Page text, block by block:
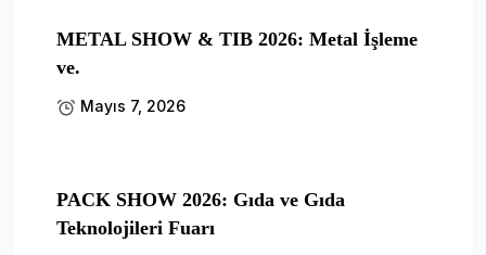
METAL SHOW & TIB 2026: Metal İşleme
ve.
Mayıs 7, 2026
PACK SHOW 2026: Gıda ve Gıda
Teknolojileri Fuarı